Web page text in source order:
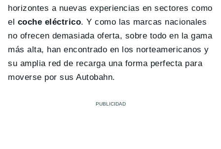
horizontes a nuevas experiencias en sectores como
el coche eléctrico. Y como las marcas nacionales
no ofrecen demasiada oferta, sobre todo en la gama
más alta, han encontrado en los norteamericanos y
su amplia red de recarga una forma perfecta para
moverse por sus Autobahn.